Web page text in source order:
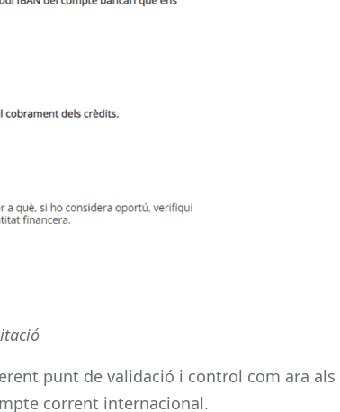
punt de validació i control com ara als
corrent internacional.